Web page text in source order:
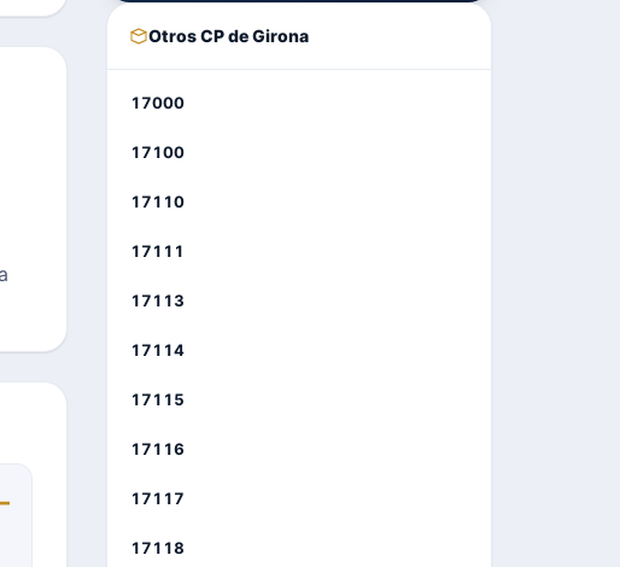
Otros CP de Girona
17000
17100
17110
17111
17113
17114
17115
17116
17117
17118